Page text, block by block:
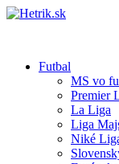
Futbal
MS vo
Premier
La Liga
Liga
Niké